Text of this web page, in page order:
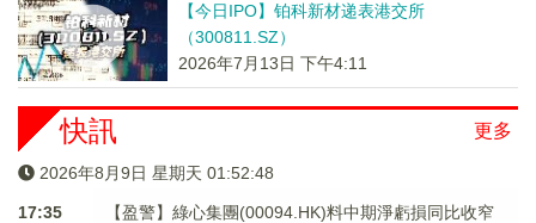
【今日IPO】铂科新材递表港交所
（300811.SZ）
2026年7月13日 下午4:11
更多
快訊
2026年8月9日 星期天 01:52:48
17:35
【盈警】綠心集團(00094.HK)料中期淨虧損同比收窄